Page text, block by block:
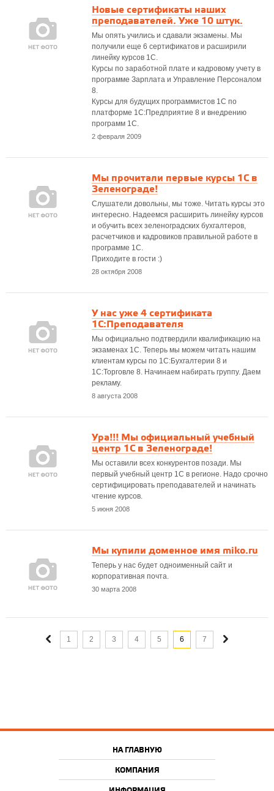
Новые сертификаты наших
преподавателей. Уже 10 штук.
Мы опять учились и сдавали экзамены. Мы
получили еще 6 сертификатов и расширили
линейку курсов 1С.
Курсы по заработной плате и кадровому учету в
программе Зарплата и Управление Персоналом
8.
Курсы для будущих программистов 1С по
платформе 1С:Предприятие 8 и внедрению
программ 1С.
2 февраля 2009
Мы прочитали первые курсы 1С в
Зеленограде!
Слушатели довольны, мы тоже. Читать курсы это
интересно. Надеемся расширить линейку курсов
и обучить всех зеленоградских бухгалтеров,
расчетчиков и кадровиков правильной работе в
программе 1С.
Приходите в гости :)
28 октября 2008
У нас уже 4 сертификата
1С:Преподавателя
Мы официально подтвердили квалификацию на
экзаменах 1С. Теперь мы можем читать нашим
клиентам курсы по 1С:Бухгалтерии 8 и
1С:Торговле 8. Начинаем набирать группу. Даем
рекламу.
8 августа 2008
Ура!!! Мы официальный учебный
центр 1С в Зеленограде!
Мы оставили всех конкурентов позади. Мы
первый учебный центр 1С в регионе. Надо срочно
сертифицировать преподавателей и начинать
чтение курсов.
5 июня 2008
Мы купили доменное имя miko.ru
Теперь у нас будет одноименный сайт и
корпоративная почта.
30 марта 2008
1 2 3 4 5 6 7
НА ГЛАВНУЮ
КОМПАНИЯ